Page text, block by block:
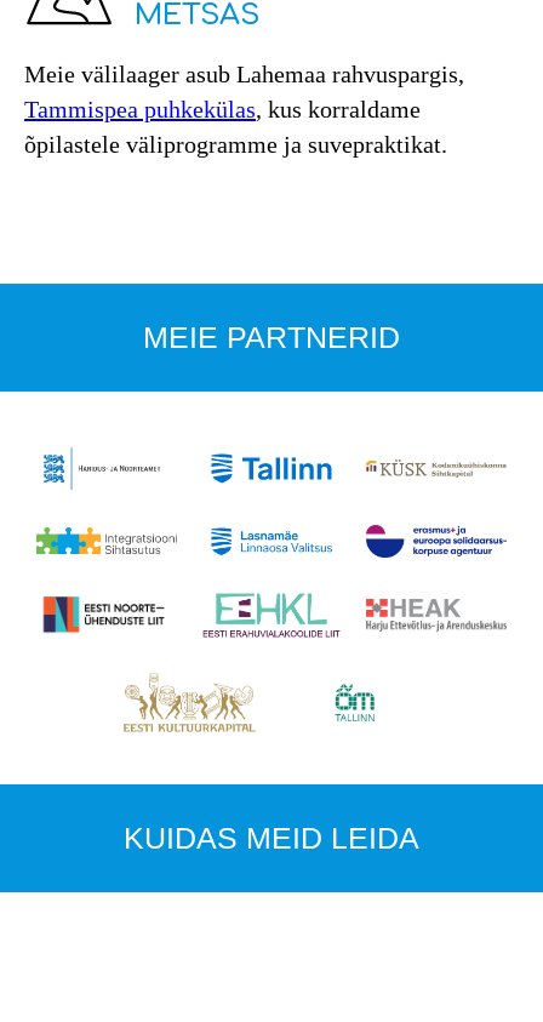
METSAS
Meie välilaager asub Lahemaa rahvuspargis,
Tammispea puhkekülas, kus korraldame
õpilastele väliprogramme ja suvepraktikat.
MEIE PARTNERID
KUIDAS MEID LEIDA